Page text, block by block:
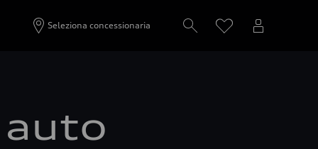
Seleziona concessionaria